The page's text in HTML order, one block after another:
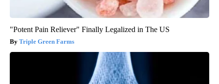
"Potent Pain Reliever" Finally Legalized in The US
Triple Green Farms